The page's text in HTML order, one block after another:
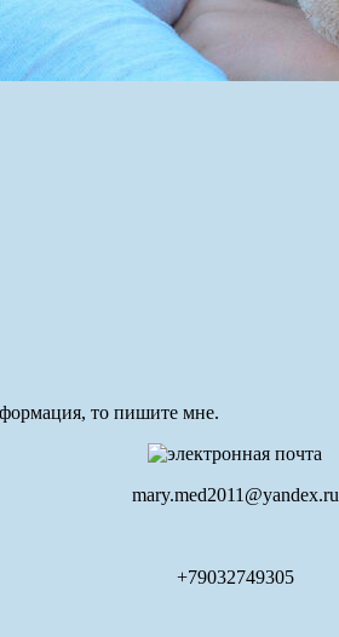
то пишите мне.
mary.med2011@yandex.ru
+79032749305